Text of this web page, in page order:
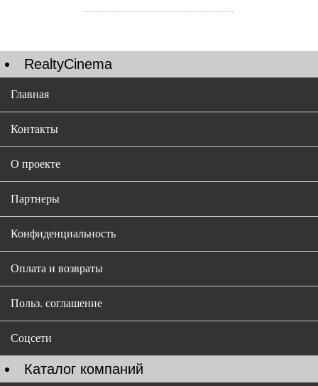
RealtyCinema
Главная
Контакты
О проекте
Партнеры
Конфиденциальность
Оплата и возвраты
Польз. соглашение
Соцсети
Каталог компаний